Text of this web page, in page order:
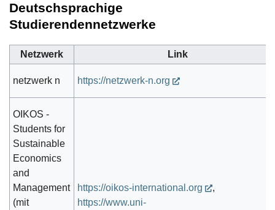
Deutschsprachige
Studierendennetzwerke
Netzwerk Link
netzwerk n https://netzwerk-n.org
OIKOS -
Students for
Sustainable
Economics
and
Management
(mit
https://oikos-international.org
,
https://www.uni-